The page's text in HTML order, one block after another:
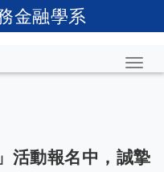
金融學系
活動報名中，誠摯